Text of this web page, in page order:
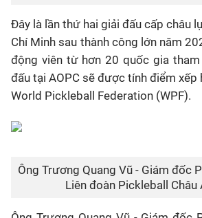
Đây là lần thứ hai giải đấu cấp châu
Chí Minh sau thành công lớn năm
động viên từ hơn 20 quốc gia
đấu tại AOPC sẽ được tính điểm xếp
World Pickleball Federation (WPF).
Ông Trương Quang Vũ - Giám đốc
Liên đoàn Pickleball Châu